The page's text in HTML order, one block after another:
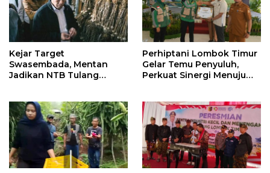
Kejar Target
Swasembada, Mentan
Jadikan NTB Tulang
Perhiptani Lombok Timur
Gelar Temu Penyuluh,
Perkuat Sinergi Menuju